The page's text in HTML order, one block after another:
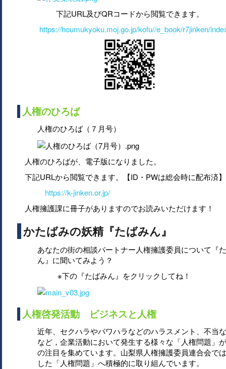
下記URL及びQRコードから閲覧できます。
https://houmukyoku.moj.go.jp/kofu//e_book/r7jinken/
人権のひろば
人権のひろば（７月号）
人権のひろばが、電子版になりました。
下記URLから閲覧できます。【ID・PWは総会時に配布済】
https://k-jinken.or.jp/
人権擁護課に冊子がありますのでお読みいただけます！
かたばみの妖精『たばみん』
あなたの街の相談パートナー人権擁護委員について『
ん』に聞いてみよう？
※下の『たばみん』をクリックしてね！
人権啓発活動 ビジネスと人権
近年、セクハラやパワハラなどのハラスメント、不当
など，企業活動において発生する様々な「人権問題」
の注目を集めています。山梨県人権擁護委員連合会で
した「人権問題」へ積極的に取り組んでいます。